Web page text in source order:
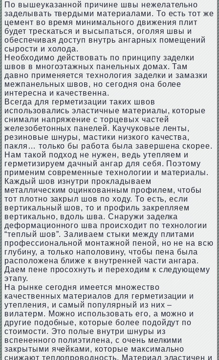
По вышеуказанной причине швы нежелательно
заделывать твердыми материалами. То есть тот же
цемент во время минимального движения плит
будет трескаться и высыпаться, оголяя швы и
обеспечивая доступ внутрь ангарных помещений
сырости и холода.
Необходимо действовать по принципу заделки
швов в многоэтажных панельных домах. Там
давно применяется технология заделки и замазки
межпанельных швов, но сегодня она более
интересна и качественна.
Всегда для герметизации таких швов
использовались эластичные материалы, которые
снимали напряжение с торцевых частей
железобетонных панелей. Каучуковые ленты,
резиновые шнуры, мастики низкого качества,
пакля… только бы работа была завершена скорее.
Нам такой подход не нужен, ведь утепляем и
герметизируем дачный ангар для себя. Поэтому
применим современные технологии и материалы.
Каждый шов изнутри прокладываем
металлическим оцинкованным профилем, чтобы
тот плотно закрыл шов по ходу. То есть, если
вертикальный шов, то и профиль закрепляем
вертикально, вдоль шва. Снаружи заделка
деформационного шва происходит по технологии
“теплый шов”. Заливаем стыки между плитами
профессиональной монтажной пеной, но не на всю
глубину, а только наполовину, чтобы пена была
расположена ближе к внутренней части ангара.
Даем пене просохнуть и переходим к следующему
этапу.
На рынке сегодня имеется множество
качественных материалов для герметизации и
утепления, и самый популярный из них –
вилатерм. Можно использовать его, а можно и
другие подобные, которые более подойдут по
стоимости. Это полые внутри шнуры из
вспененного полиэтилена, с очень мелкими
закрытыми ячейками, которые максимально
снижают теплопроводность. Материал эластичен и